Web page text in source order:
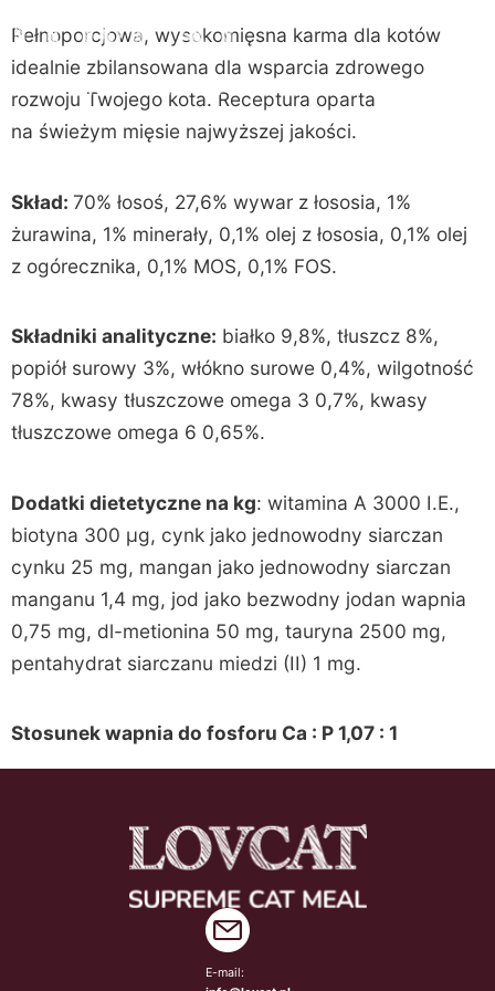
Pełnoporcjowa, wysokomięsna karma dla kotów
idealnie zbilansowana dla wsparcia zdrowego
rozwoju Twojego kota. Receptura oparta
na świeżym mięsie najwyższej jakości.
Skład: 70% łosoś, 27,6% wywar z łososia, 1%
żurawina, 1% minerały, 0,1% olej z łososia, 0,1% olej
z ogórecznika, 0,1% MOS, 0,1% FOS.
Składniki analityczne: białko 9,8%, tłuszcz 8%,
popiół surowy 3%, włókno surowe 0,4%, wilgotność
78%, kwasy tłuszczowe omega 3 0,7%, kwasy
tłuszczowe omega 6 0,65%.
Dodatki dietetyczne na kg: witamina A 3000 I.E.,
biotyna 300 µg, cynk jako jednowodny siarczan
cynku 25 mg, mangan jako jednowodny siarczan
manganu 1,4 mg, jod jako bezwodny jodan wapnia
0,75 mg, dl-metionina 50 mg, tauryna 2500 mg,
pentahydrat siarczanu miedzi (II) 1 mg.
Stosunek wapnia do fosforu Ca : P 1,07 : 1
E-mail: